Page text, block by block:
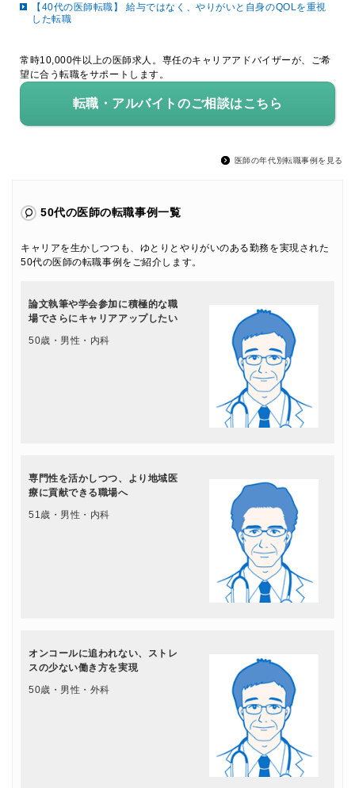
【40代の医師転職】 給与ではなく、やりがいと自身のQOLを重視
した転職
常時10,000件以上の医師求人。専任のキャリアアドバイザーが、ご希
望に合う転職をサポートします。
転職・アルバイトのご相談はこちら
医師の年代別転職事例を見る
50代の医師の転職事例一覧
キャリアを生かしつつも、ゆとりとやりがいのある勤務を実現された
50代の医師の転職事例をご紹介します。
論文執筆や学会参加に積極的な職
場でさらにキャリアアップしたい
50歳・男性・内科
専門性を活かしつつ、より地域医
療に貢献できる職場へ
51歳・男性・内科
オンコールに追われない、ストレ
スの少ない働き方を実現
50歳・男性・外科